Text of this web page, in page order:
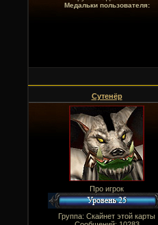
Медальки пользователя:
Сутенёр
Про игрок
Группа: Скайнет этой карты